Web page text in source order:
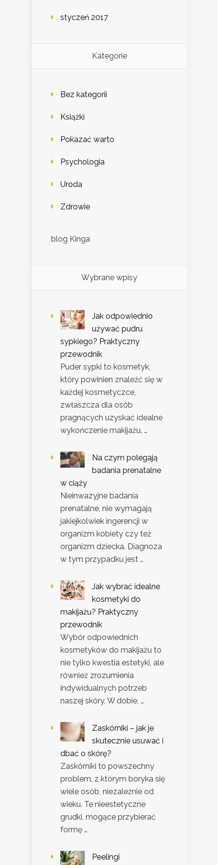
styczeń 2017
Kategorie
Bez kategorii
Książki
Pokazać warto
Psychologia
Uroda
Zdrowie
blog Kinga
Wybrane wpisy
Jak odpowiednio
używać pudru
sypkiego? Praktyczny
przewodnik
Puder sypki to kosmetyk,
który powinien znaleźć się w
każdej kosmetyczce,
zwłaszcza dla osób
pragnących uzyskać idealne
wykończenie makijażu. …
Na czym polegają
badania prenatalne
w ciąży
Nieinwazyjne badania
prenatalne, nie wymagają
jakiejkolwiek ingerencji w
organizm kobiety czy też
organizm dziecka. Diagnoza
w tym przypadku jest …
Jak wybrać idealne
kosmetyki do
makijażu? Praktyczny
przewodnik
Wybór odpowiednich
kosmetyków do makijażu to
nie tylko kwestia estetyki, ale
również zrozumienia
indywidualnych potrzeb
naszej skóry. W dobie, …
Zaskórniki – jak je
skutecznie usuwać i
dbać o skórę?
Zaskórniki to powszechny
problem, z którym boryka się
wiele osób, niezależnie od
wieku. Te nieestetyczne
grudki, mogące przybierać
formę …
Peelingi